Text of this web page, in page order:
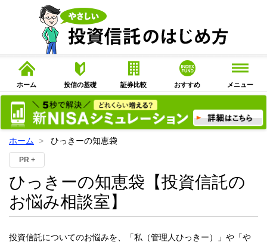
ホーム 投信の基礎 証券比較 おすすめ メニュー
ホーム ひっきーの知恵袋
PR +
ひっきーの知恵袋 【投資信託の
お悩み相談室】
投資信託についてのお悩みを、「私（管理人ひっきー）」や「や